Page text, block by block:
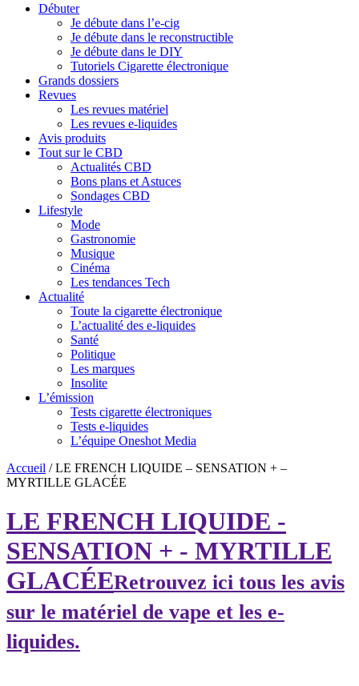
Débuter
Je débute dans l’e-cig
Je débute dans le reconstructible
Je débute dans le DIY
Tutoriels Cigarette électronique
Grands dossiers
Revues
Les revues matériel
Les revues e-liquides
Avis produits
Tout sur le CBD
Actualités CBD
Bons plans et Astuces
Sondages CBD
Lifestyle
Mode
Gastronomie
Musique
Cinéma
Les tendances Tech
Actualité
Toute la cigarette électronique
L’actualité des e-liquides
Santé
Politique
Les marques
Insolite
L’émission
Tests cigarette électroniques
Tests e-liquides
L’équipe Oneshot Media
Accueil /LE FRENCH LIQUIDE – SENSATION + –
MYRTILLE GLACÉE
LE FRENCH LIQUIDE -
SENSATION + - MYRTILLE
GLACÉERetrouvez ici tous les avis
sur le matériel de vape et les e-
liquides.